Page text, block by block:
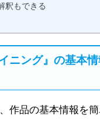
釈もできる
ニング』の基本
作品の基本情報を